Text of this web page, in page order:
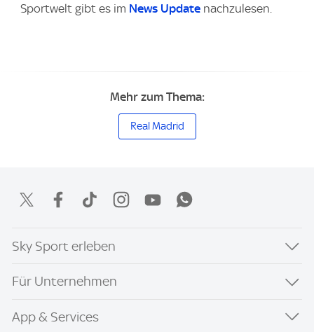
Sportwelt gibt es im News Update nachzulesen.
Mehr zum Thema:
Real Madrid
Sky Sport erleben
Für Unternehmen
App & Services